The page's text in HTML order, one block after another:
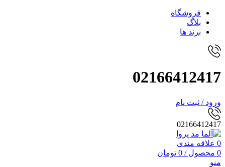
فروشگاه
بلاگ
برند ها
02166412417
ورود / ثبت نام
02166412417
0 علاقه مندی
0 محصول /
0 تومان
منو